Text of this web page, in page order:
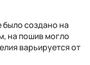
было создано на
на пошив могло
варьируется от